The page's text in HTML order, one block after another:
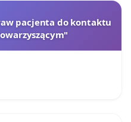
pacjenta do kontaktu